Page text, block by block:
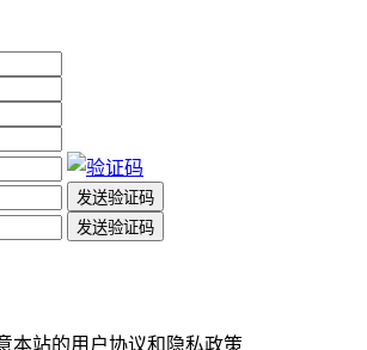
本站的用户协议和隐私政策